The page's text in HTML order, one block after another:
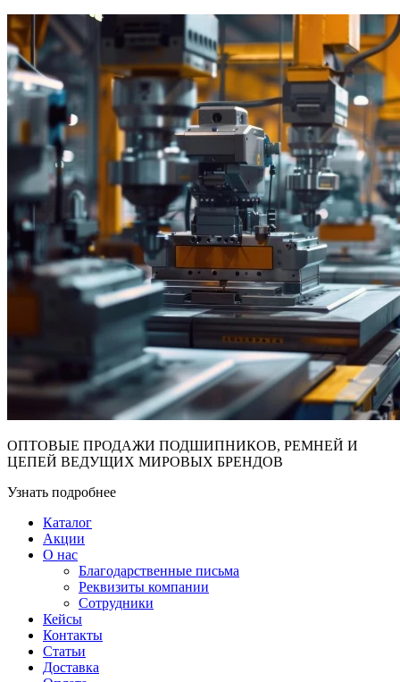
ОПТОВЫЕ ПРОДАЖИ ПОДШИПНИКОВ, РЕМНЕЙ И
ЦЕПЕЙ ВЕДУЩИХ МИРОВЫХ БРЕНДОВ
Узнать подробнее
Каталог
Акции
О нас
Благодарственные письма
Реквизиты компании
Сотрудники
Кейсы
Контакты
Статьи
Доставка